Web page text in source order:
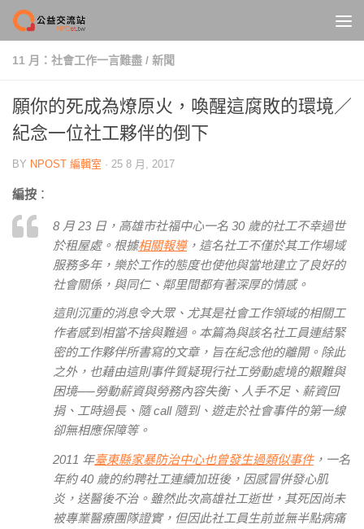
Skip to content
11 月：社會工作一言難盡 / 新聞
願你的死成為燎原火，喚醒這腐敗的環境／
紀念一位社工夥伴的倒下
BY NPOST 編輯室 · 25 8 月, 2017
編按 ：
8 月 23 日，高雄市社福中心一名 30 歲的社工不幸過世
於租屋處。根據相關報導，這名社工不僅於其工作場域
服務多年，樂於工作的態度也使他與當地建立了良好的
社會關係，與同仁、鄰里間都有著深厚的情感。
這則沉重的消息令大眾、尤其是社會工作領域的相關工
作者感到相當不捨與難過。本篇為與該名社工員連結緊
密的工作夥伴所書寫的文章，旨在紀念他的離開。除此
之外，也藉由這則事件質疑現行社工勞動處境的艱難與
困境──勞動薪資與勞務內容失衡、人手不足、薪資回
捐、工時過長、隨 call 隨到、遊走於社會事件的第一線
卻無相應保障等。
2011 年臺東縣家暴防治中心也曾發生過類似事件，一名
年約 40 歲的約聘社工連續加班後，因感冒併發心肌
炎，送醫後不治。雖然此次高雄社工逝世，其死因尚未
被專業醫療團隊證實，但因此社工員生前並無半點病痛